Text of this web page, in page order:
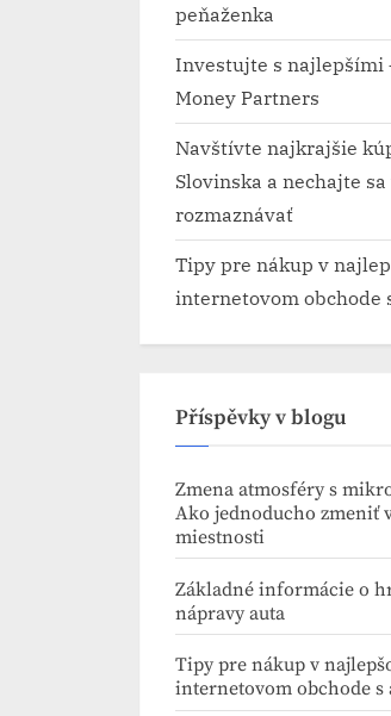
peňaženka
Investujte s najlepšími
Money Partners
Navštívte najkrajšie
Slovinska a nechajte
rozmaznávať
Tipy pre nákup v
internetovom obchode
Příspěvky v blogu
Zmena atmosféry s
Ako jednoducho zmeniť
miestnosti
Základné informácie o
nápravy auta
Tipy pre nákup v
internetovom obchode